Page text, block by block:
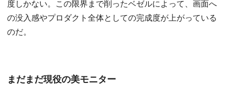
度しかない。この限界まで削ったベゼルによって、画面へ
の没入感やプロダクト全体としての完成度が上がっている
のだ。
まだまだ現役の美モニター